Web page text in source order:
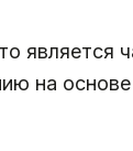
является
на